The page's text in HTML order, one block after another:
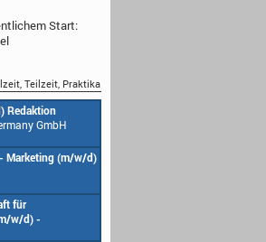
Start:
Teilzeit, Praktika
GmbH
TV Operator
d) – YouTube
GmbH